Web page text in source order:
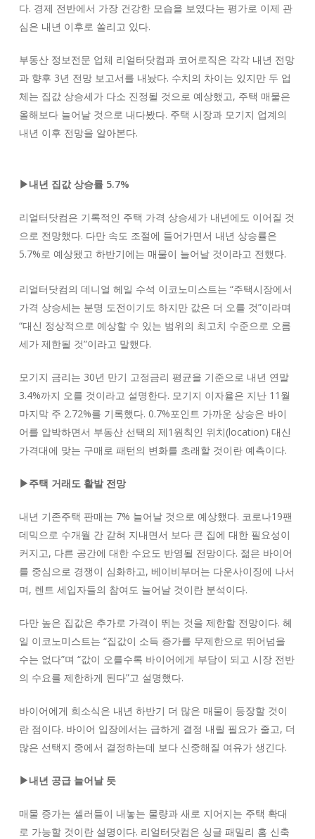
다. 경제 전반에서 가장 건강한 모습을 보였다는 평가로 이제 관
심은 내년 이후로 쏠리고 있다.
부동산 정보전문 업체 리얼터닷컴과 코어로직은 각각 내년 전망
과 향후 3년 전망 보고서를 내놨다. 수치의 차이는 있지만 두 업
체는 집값 상승세가 다소 진정될 것으로 예상했고, 주택 매물은
올해보다 늘어날 것으로 내다봤다. 주택 시장과 모기지 업계의
내년 이후 전망을 알아본다.
▶내년 집값 상승률 5.7%
리얼터닷컴은 기록적인 주택 가격 상승세가 내년에도 이어질 것
으로 전망했다. 다만 속도 조절에 들어가면서 내년 상승률은
5.7%로 예상됐고 하반기에는 매물이 늘어날 것이라고 전했다.
리얼터닷컴의 데니얼 헤일 수석 이코노미스트는 “주택시장에서
가격 상승세는 분명 도전이기도 하지만 값은 더 오를 것”이라며
“대신 정상적으로 예상할 수 있는 범위의 최고치 수준으로 오름
세가 제한될 것”이라고 말했다.
모기지 금리는 30년 만기 고정금리 평균을 기준으로 내년 연말
3.4%까지 오를 것이라고 설명한다. 모기지 이자율은 지난 11월
마지막 주 2.72%를 기록했다. 0.7%포인트 가까운 상승은 바이
어를 압박하면서 부동산 선택의 제1원칙인 위치(location) 대신
가격대에 맞는 구매로 패턴의 변화를 초래할 것이란 예측이다.
▶주택 거래도 활발 전망
내년 기존주택 판매는 7% 늘어날 것으로 예상했다. 코로나19팬
데믹으로 수개월 간 갇혀 지내면서 보다 큰 집에 대한 필요성이
커지고, 다른 공간에 대한 수요도 반영될 전망이다. 젊은 바이어
를 중심으로 경쟁이 심화하고, 베이비부머는 다운사이징에 나서
며, 렌트 세입자들의 참여도 늘어날 것이란 분석이다.
다만 높은 집값은 추가로 가격이 뛰는 것을 제한할 전망이다. 헤
일 이코노미스트는 “집값이 소득 증가를 무제한으로 뛰어넘을
수는 없다”며 “값이 오를수록 바이어에게 부담이 되고 시장 전반
의 수요를 제한하게 된다”고 설명했다.
바이어에게 희소식은 내년 하반기 더 많은 매물이 등장할 것이
란 점이다. 바이어 입장에서는 급하게 결정 내릴 필요가 줄고, 더
많은 선택지 중에서 결정하는데 보다 신중해질 여유가 생긴다.
▶내년 공급 늘어날 듯
매물 증가는 셀러들이 내놓는 물량과 새로 지어지는 주택 확대
로 가능할 것이란 설명이다. 리얼터닷컴은 싱글 패밀리 홈 신축